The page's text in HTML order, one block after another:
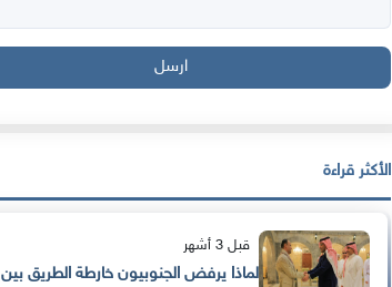
ارسل
الأكثر قراءة
قبل 3 أشهر
لماذا يرفض الجنوبيون خارطة الطريق بين